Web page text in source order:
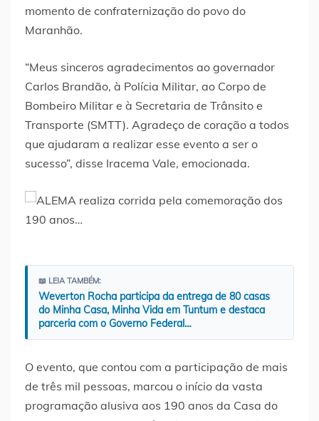
momento de confraternização do povo do
Maranhão.
“Meus sinceros agradecimentos ao governador
Carlos Brandão, à Polícia Militar, ao Corpo de
Bombeiro Militar e à Secretaria de Trânsito e
Transporte (SMTT). Agradeço de coração a todos
que ajudaram a realizar esse evento a ser o
sucesso”, disse Iracema Vale, emocionada.
📖 LEIA TAMBÉM:
Weverton Rocha participa da entrega de 80 casas
do Minha Casa, Minha Vida em Tuntum e destaca
parceria com o Governo Federal…
O evento, que contou com a participação de mais
de três mil pessoas, marcou o início da vasta
programação alusiva aos 190 anos da Casa do